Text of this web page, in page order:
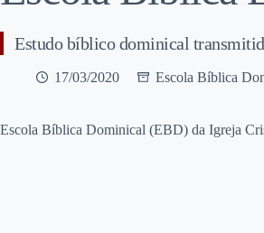
Estudo bíblico dominical
17/03/2020 Escola Bíblica
Escola Bíblica Dominical (EBD) da Igreja